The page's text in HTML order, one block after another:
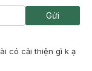
Gửi
có cải thiện gì k ạ